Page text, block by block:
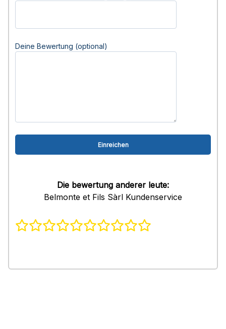
Deine Bewertung (optional)
Die bewertung anderer leute:
Belmonte et Fils Sàrl Kundenservice